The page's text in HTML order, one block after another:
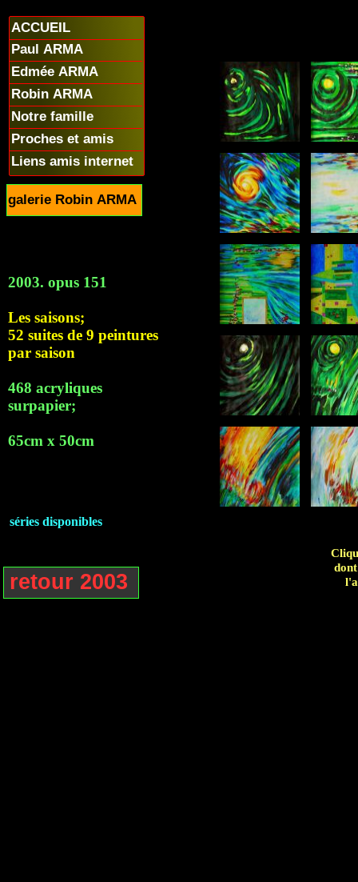
2003. opus 151
Les saisons;
52 suites de 9 peintures
par saison
468 acryliques
surpapier;
65cm x 50cm
séries disponibles
retour 2003
ACCUEIL
Paul ARMA
Edmée ARMA
Robin ARMA
Notre famille
Proches et amis
Liens amis internet
galerie Robin ARMA